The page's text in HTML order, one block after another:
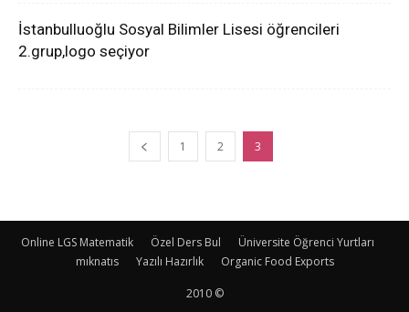
İstanbulluoğlu Sosyal Bilimler Lisesi öğrencileri
2.grup,logo seçiyor
1 2 3
Online LGS Matematik Özel Ders Bul
Üniversite Öğrenci Yurtları
mıknatıs
Yazılı Hazırlık Organic Food Exports
2010 ©